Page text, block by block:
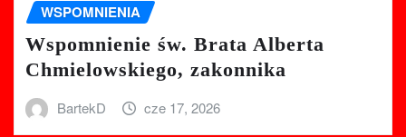
WSPOMNIENIA
Wspomnienie św. Brata Alberta
Chmielowskiego, zakonnika
BartekD cze 17, 2026